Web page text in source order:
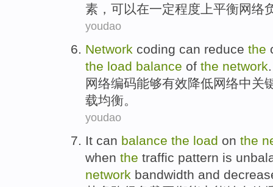
素 ， 可以在一定程度上平衡网络
youdao
Network coding can reduce the
the load balance of the network.
网络编码能够有效降低网络中关
载均衡。
youdao
It can balance the load on the
when the traffic pattern is
network bandwidth and